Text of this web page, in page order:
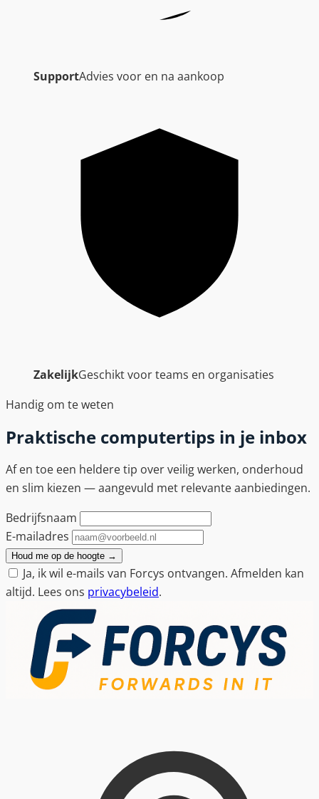
SupportAdvies voor en na aankoop
ZakelijkGeschikt voor teams en organisaties
Handig om te weten
Praktische computertips in je inbox
Af en toe een heldere tip over veilig werken, onderhoud
en slim kiezen — aangevuld met relevante aanbiedingen.
Bedrijfsnaam
E-mailadres
Houd me op de hoogte →
Ja, ik wil e-mails van Forcys ontvangen. Afmelden kan
altijd. Lees ons privacybeleid.